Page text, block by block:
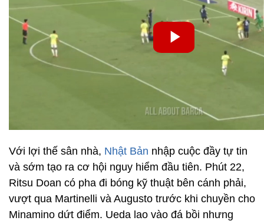
Với lợi thế sân nhà, Nhật Bản nhập cuộc đầy tự tin
và sớm tạo ra cơ hội nguy hiểm đầu tiên. Phút 22,
Ritsu Doan có pha đi bóng kỹ thuật bên cánh phải,
vượt qua Martinelli và Augusto trước khi chuyền cho
Minamino dứt điểm. Ueda lao vào đá bồi nhưng